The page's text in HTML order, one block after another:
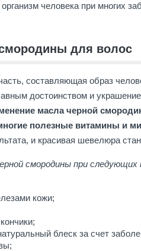
человека при многих
для волос
составляющая образ
достоинством и
масла черной
полезные витамины и
и красивая шевелюра
смородины при следующих
кожи;
блеск за счет